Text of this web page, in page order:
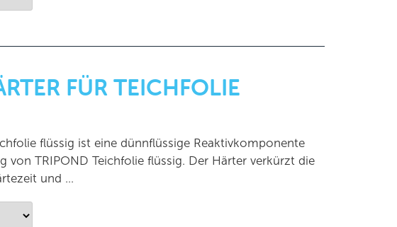
FÜR TEICHFOLIE
flüssig ist eine dünnflüssige Reaktivkomponente
von TRIPOND Teichfolie flüssig. Der Härter verkürzt die
und …